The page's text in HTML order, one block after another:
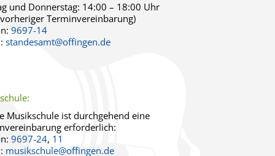
und Donnerstag: 14:00 – 18:00 Uhr
Terminvereinbarung)
9697-14
standesamt@offingen.de
Musikschule ist durchgehend eine
erforderlich:
9697-24, 11
musikschule@offingen.de